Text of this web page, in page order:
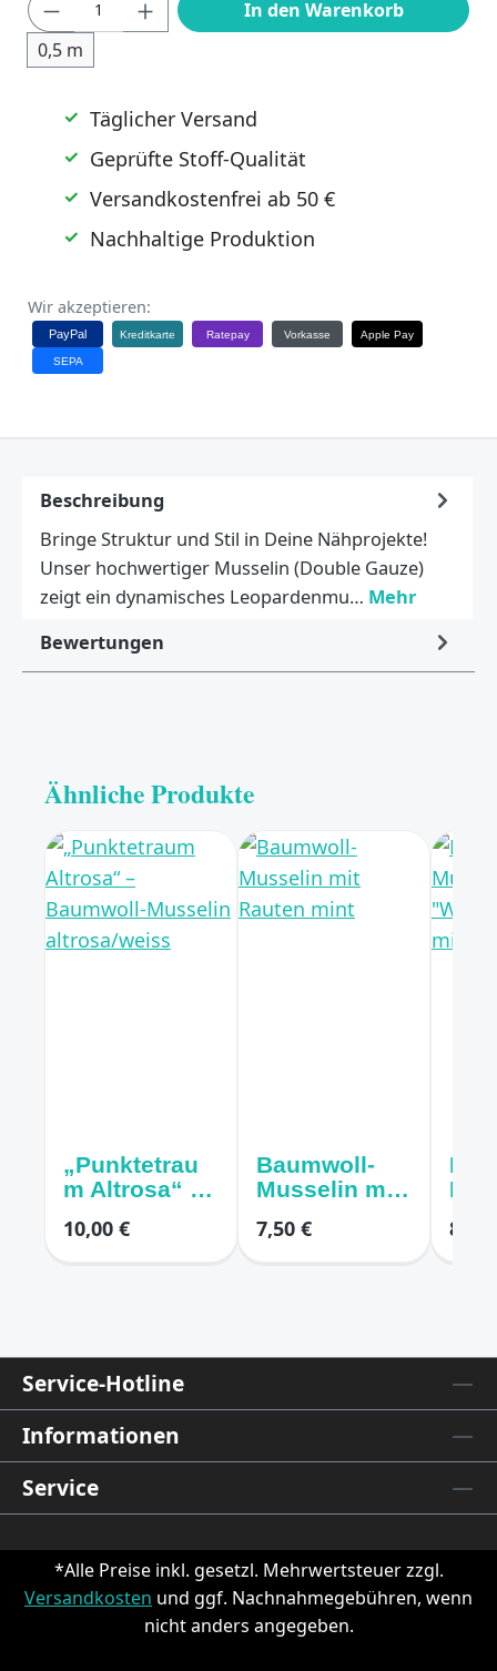
0,5 m
In den Warenkorb
Täglicher Versand
Geprüfte Stoff-Qualität
Versandkostenfrei ab 50 €
Nachhaltige Produktion
Wir akzeptieren:
PayPal Kreditkarte Ratepay Vorkasse Apple Pay
SEPA
Beschreibung
Bringe Struktur und Stil in Deine Nähprojekte!
Unser hochwertiger Musselin (Double Gauze)
zeigt ein dynamisches Leopardenmu… Mehr
Bewertungen
Ähnliche Produkte
„Punktetrau
m Altrosa“ –
Musselin
10,00 €
Baumwoll-
Musselin mit
7,50 € 8,10
Service-Hotline
Informationen
Service
*Alle Preise inkl. gesetzl. Mehrwertsteuer zzgl.
Versandkosten und ggf. Nachnahmegebühren, wenn
nicht anders angegeben.